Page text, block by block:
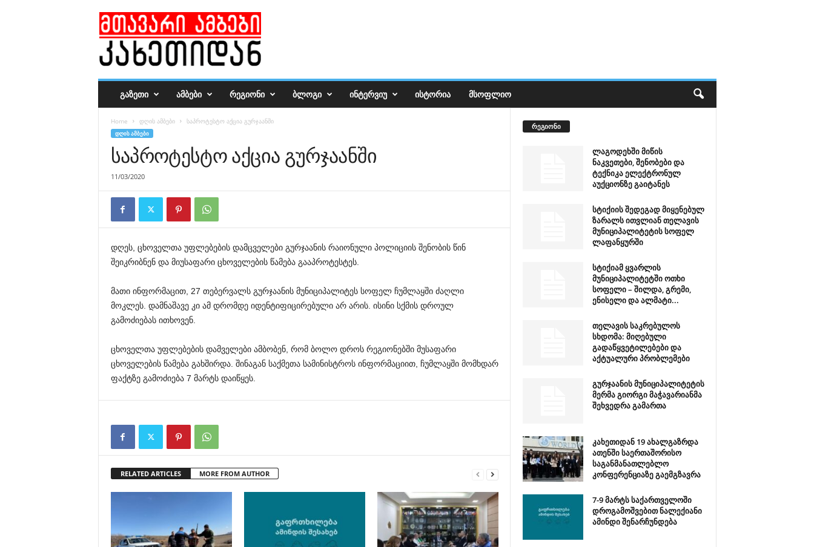
მ
თ
ა
ა
ᲒᲐᲖᲔᲗᲘ ᲐᲛᲑᲔᲑᲘ ᲠᲔᲒᲘᲝᲜᲘ ᲑᲚᲝᲒᲘ ᲘᲜᲢᲔᲠᲕᲘᲣ ᲘᲡᲢᲝᲠᲘᲐ ᲛᲡᲝᲤᲚᲘᲝ
Home დღის ამბები საპროტესტო აქცია გურჯაანში
ᲓᲦᲘᲡ ᲐᲛᲑᲔᲑᲘ
საპროტესტო აქცია გურჯაანში
11/03/2020
დღეს, ცხოველთა უფლებების დამცველები გურჯაანის რაიონული პოლიციის შენობის წინ
შეიკრიბნენ და მიუსაფარი ცხოველების წამება გააპროტესტეს.
მათი ინფორმაცით, 27 თებერვალს გურჯაანის მუნიციპალიტეს სოფელ ჩუმლაყში ძაღლი
მოკლეს. დამნაშავე კი ამ დრომდე იდენტიფიცირებული არ არის. ისინი სქმის დროულ
გამოძიებას ითხოვენ.
ცხოველთა უფლებების დამველები ამბობენ, რომ ბოლო დროს რეგიონებში მუსაფარი
ცხოველების წამება გახშირდა. შინაგან საქმეთა სამინისტროს ინფორმაციით, ჩუმლაყში მომხდარ
ფაქტზე გამოძიება 7 მარტს დაიწყეს.
RELATED ARTICLES MORE FROM AUTHOR
რეგიონი
ლაგოდეხში მიწის
ნაკვეთები, შენობები და
ტექნიკა ელექტრონულ
აუქციონზე გაიტანეს
სტიქიის შედეგად მიყენებულ
ზარალს ითვლიან თელავის
მუნიციპალიტეტის სოფელ
ლაფანყურში
სტიქიამ ყვარლის
მუნიციპალიტეტში ოთხი
სოფელი – შილდა, გრემი,
ენისელი და ალმატი...
თელავის საკრებულოს
სხდომა: მიღებული
გადაწყვეტილებები და
აქტუალური პრობლემები
გურჯაანის მუნიციპალიტეტის
მერმა გიორგი მაჭავარიანმა
შეხვედრა გამართა
კახეთიდან 19 ახალგაზრდა
ათენში საერთაშორისო
საგანმანათლებლო
კონფერენციაზე გაემგზავრა
7-9 მარტს საქართველოში
დროგამოშვებით ნალექიანი
ამინდი შენარჩუნდება